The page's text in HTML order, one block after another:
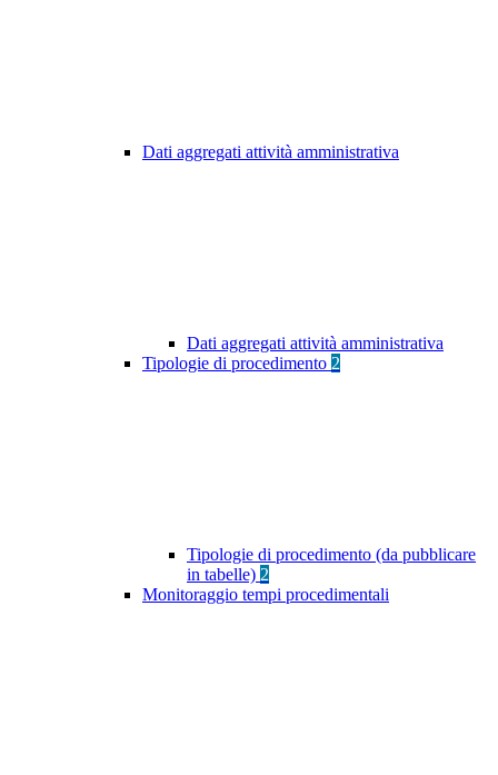
Dati aggregati attività amministrativa
Dati aggregati attività amministrativa
Tipologie di procedimento 2
Tipologie di procedimento (da pubblicare
in tabelle) 2
Monitoraggio tempi procedimentali